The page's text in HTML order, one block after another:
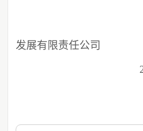
成都峨
发展有限责任公司
2024年3